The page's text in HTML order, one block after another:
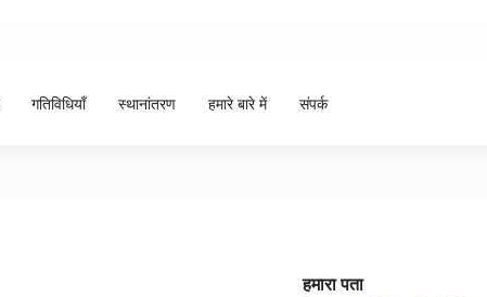
गतिविधियाँ स्थानांतरण हमारे बारे में संपर्क
हमारा पता